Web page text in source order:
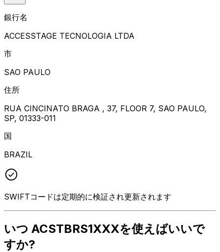
銀行名
ACCESSTAGE TECNOLOGIA LTDA
市
SAO PAULO
住所
RUA CINCINATO BRAGA , 37, FLOOR 7, SAO PAULO,
SP, 01333-011
国
BRAZIL
SWIFTコードは定期的に検証され更新されます
いつ ACSTBRS1XXXを使えばいいで
すか?